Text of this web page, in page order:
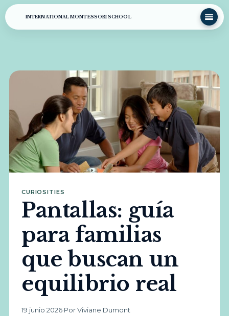
INTERNATIONAL MONTESSORI SCHOOL
CURIOSITIES
Pantallas: guía
para familias
que buscan un
equilibrio real
19 junio 2026·Por Viviane Dumont